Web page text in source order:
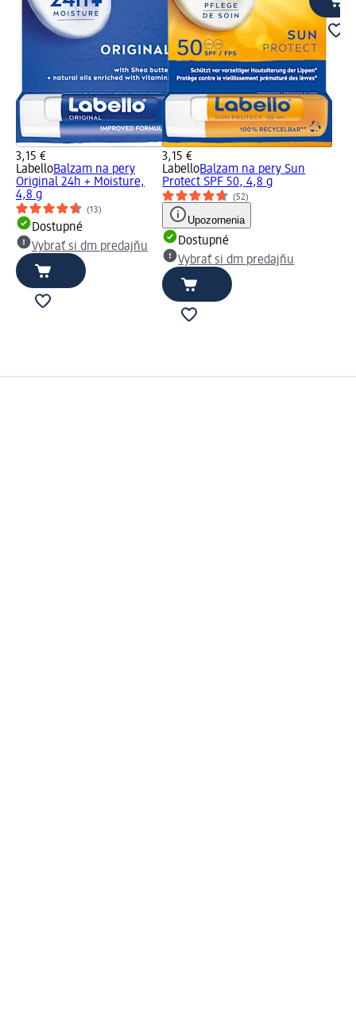
3,15 €
LabelloBalzam na pery
Original 24h + Moisture,
4,8 g
(13)
Dostupné
Vybrať si dm predajňu
3,15 €
LabelloBalzam na pery Sun
Protect SPF 50, 4,8 g
(52)
Upozornenia
Dostupné
Vybrať si dm predajňu